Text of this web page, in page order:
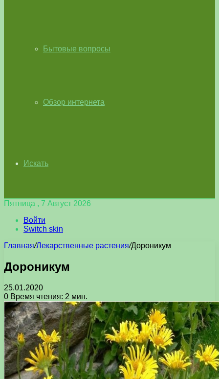
Бытовые вопросы
Обзор интернета
Искать
Пятница , 7 Август 2026
Войти
Switch skin
Главная/Лекарственные растения/Дороникум
Дороникум
25.01.2020
0 Время чтения: 2 мин.